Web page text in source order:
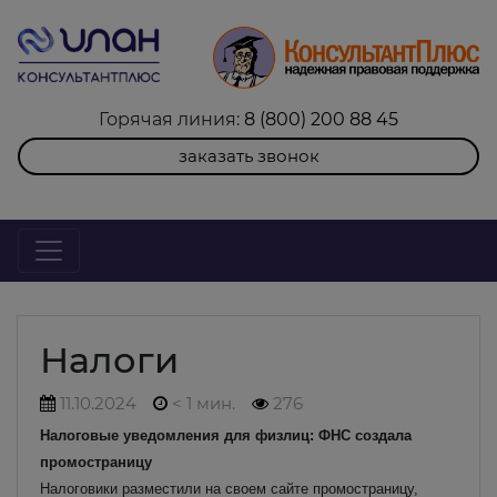
Горячая линия: 8 (800) 200 88 45
заказать звонок
Налоги
11.10.2024 < 1 мин. 276
Налоговые уведомления для физлиц: ФНС создала
промостраницу
Налоговики разместили на своем сайте промостраницу,